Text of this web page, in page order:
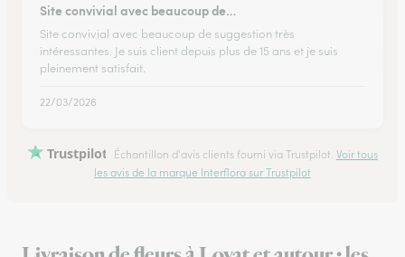
Site convivial avec beaucoup de…
Site convivial avec beaucoup de suggestion très
intéressantes. Je suis client depuis plus de 15 ans et je suis
pleinement satisfait.
22/03/2026
Trustpilot Échantillon d'avis clients fourni via Trustpilot. Voir tous
les avis de la marque Interflora sur Trustpilot